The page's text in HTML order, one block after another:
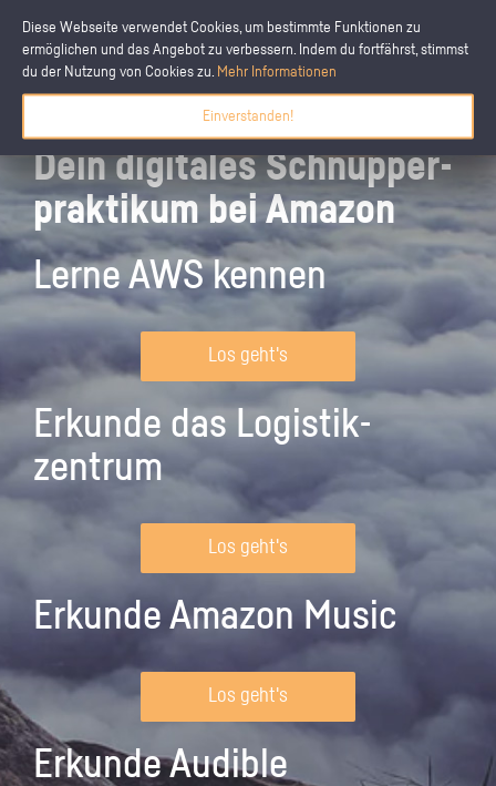
Diese Webseite verwendet Cookies, um bestimmte Funktionen zu
ermöglichen und das Angebot zu verbessern. Indem du fortfährst, stimmst
du der Nutzung von Cookies zu. Mehr Informationen
Einverstanden!
Dein digitales Schnupper­
praktikum bei Amazon
Lerne AWS kennen
Los geht's
Erkunde das Logistik­
zentrum
Los geht's
Erkunde Amazon Music
Los geht's
Erkunde Audible